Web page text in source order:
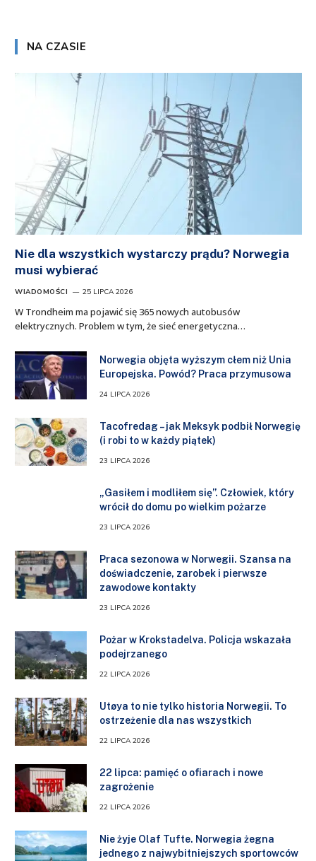
NA CZASIE
Nie dla wszystkich wystarczy prądu? Norwegia
musi wybierać
WIADOMOŚCI 25 LIPCA 2026
W Trondheim ma pojawić się 365 nowych autobusów
elektrycznych. Problem w tym, że sieć energetyczna…
Norwegia objęta wyższym cłem niż Unia
Europejska. Powód? Praca przymusowa
24 LIPCA 2026
Tacofredag – jak Meksyk podbił Norwegię
(i robi to w każdy piątek)
23 LIPCA 2026
„Gasiłem i modliłem się”. Człowiek, który
wrócił do domu po wielkim pożarze
23 LIPCA 2026
Praca sezonowa w Norwegii. Szansa na
doświadczenie, zarobek i pierwsze
zawodowe kontakty
23 LIPCA 2026
Pożar w Krokstadelva. Policja wskazała
podejrzanego
22 LIPCA 2026
Utøya to nie tylko historia Norwegii. To
ostrzeżenie dla nas wszystkich
22 LIPCA 2026
22 lipca: pamięć o ofiarach i nowe
zagrożenie
22 LIPCA 2026
Nie żyje Olaf Tufte. Norwegia żegna
jednego z najwybitniejszych sportowców